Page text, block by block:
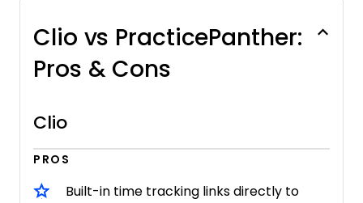
Clio vs PracticePanther:
Pros & Cons
Clio
PROS
Built-in time tracking links directly to